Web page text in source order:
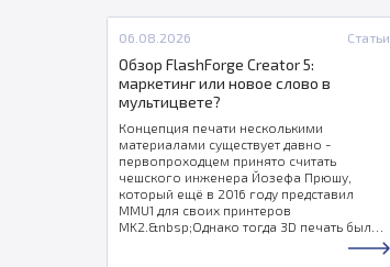
06.08.2026 Статьи
Обзор FlashForge Creator 5:
маркетинг или новое слово в
мультицвете?
Концепция печати несколькими
материалами существует давно -
первопроходцем принято считать
чешского инженера Йозефа Прюшу,
который ещё в 2016 году представил
MMU1 для своих принтеров
MK2.&nbsp;Однако тогда 3D печать была
уделом энтузиастов, которым в принципе
было всё равно в каких цветах печатать -